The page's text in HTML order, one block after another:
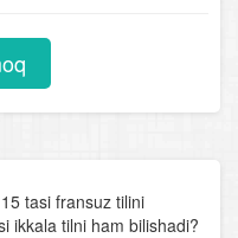
tasi fransuz tilini
ikkala tilni ham bilishadi?